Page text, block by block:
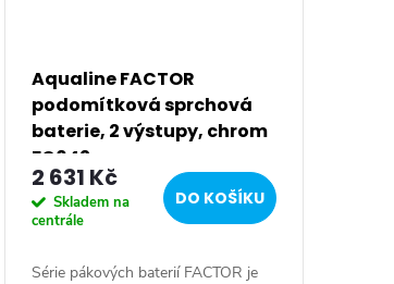
Aqualine FACTOR
podomítková sprchová
baterie, 2 výstupy, chrom
FC642
2 631 Kč
Skladem na
centrále
DO KOŠÍKU
Série pákových baterií FACTOR je